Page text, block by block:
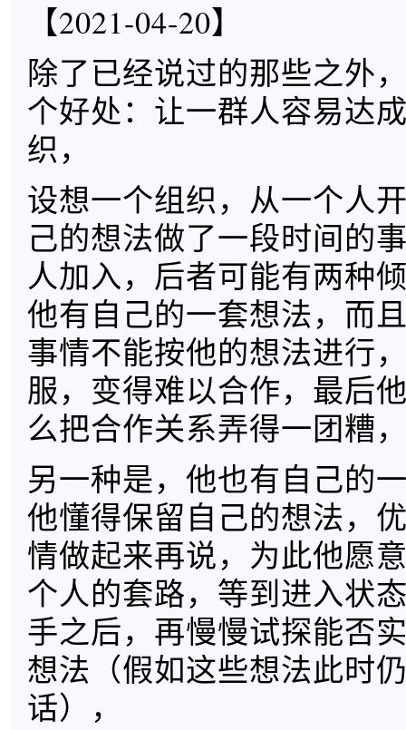
【2021-04-20】
除了已经说过的那些之外
个好处：让一群人容易达
织，
设想一个组织，从一个人
己的想法做了一段时间的
人加入，后者可能有两种
他有自己的一套想法，而
事情不能按他的想法进行
服，变得难以合作，最后
么把合作关系弄得一团糟
另一种是，他也有自己的
他懂得保留自己的想法，
情做起来再说，为此他愿
个人的套路，等到进入状
手之后，再慢慢试探能否
想法（假如这些想法此时
话），